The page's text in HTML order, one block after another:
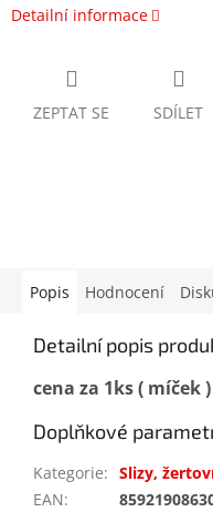
Detailní informace
ZEPTAT SE SDÍLET
Popis Hodnocení
Detailní popis
cena za 1ks ( míček )
Doplňkové
Kategorie: Slizy,
EAN: